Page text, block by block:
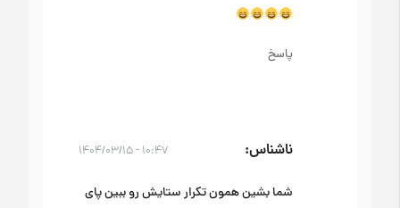
پاسخ
ناشناس ۱۰:۴۷ - ۱۴۰۴/۰۳/۱۵
شما بشین همون تکرار ستایش رو ببین پای